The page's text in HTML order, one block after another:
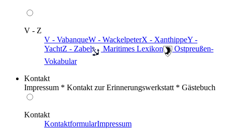
V - Z
V - VabanqueW - WackelpeterX - XanthippeY -
YachtZ - Zabel ️ Maritimes Lexikon
️ Ostpreußen-
Vokabular
Kontakt
Impressum * Kontakt zur Erinnerungswerkstatt * Gästebuch
Kontakt
KontaktformularImpressum